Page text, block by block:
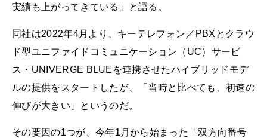
実績も上がってきている」と語る。
同社は2022年4月より、キーテレフォン／PBXとクラウ
ド型ユニファイドコミュニケーション（UC）サービ
ス・UNIVERGE BLUEを連携させたハイブリッドモデ
ルの提供をスタートしたが、「当時と比べても、初速の
伸びが大きい」というのだ。
その要因の1つが、今年1月から始まった「双方向番号